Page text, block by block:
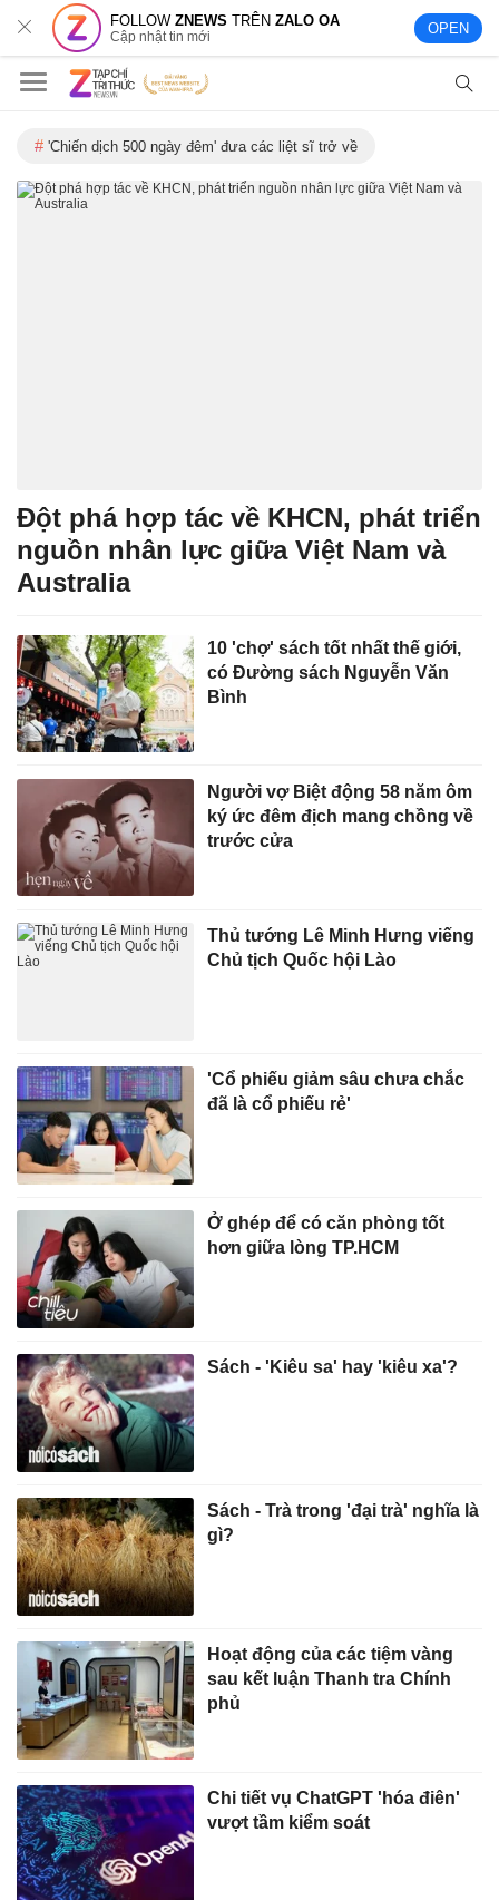
FOLLOWZNEWS TRÊNZALO OA
Cập nhật tin mới OPEN
'Chiến dịch 500 ngày đêm' đưa các liệt sĩ trở về
Đột phá hợp tác về KHCN, phát triển
nguồn nhân lực giữa Việt Nam và
Australia
10 'chợ' sách tốt nhất thế giới,
có Đường sách Nguyễn Văn
Bình
Người vợ Biệt động 58 năm ôm
ký ức đêm địch mang chồng về
trước cửa
Thủ tướng Lê Minh Hưng viếng
Chủ tịch Quốc hội Lào
'Cổ phiếu giảm sâu chưa chắc
đã là cổ phiếu rẻ'
Ở ghép để có căn phòng tốt
hơn giữa lòng TP.HCM
Sách - 'Kiêu sa' hay 'kiêu xa'?
Sách - Trà trong 'đại trà' nghĩa là
gì?
Hoạt động của các tiệm vàng
sau kết luận Thanh tra Chính
phủ
Chi tiết vụ ChatGPT 'hóa điên'
vượt tầm kiểm soát